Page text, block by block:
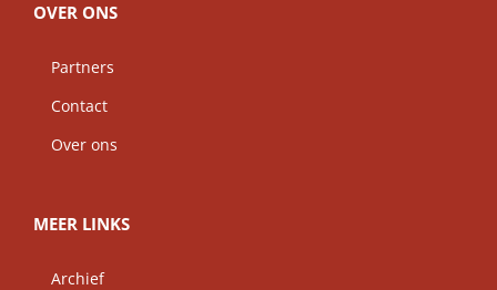
OVER ONS
Partners
Contact
Over ons
MEER LINKS
Archief